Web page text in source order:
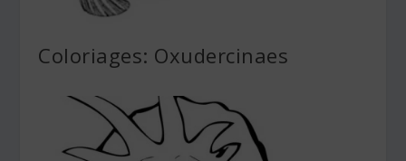
Coloriages: Oxudercinaes